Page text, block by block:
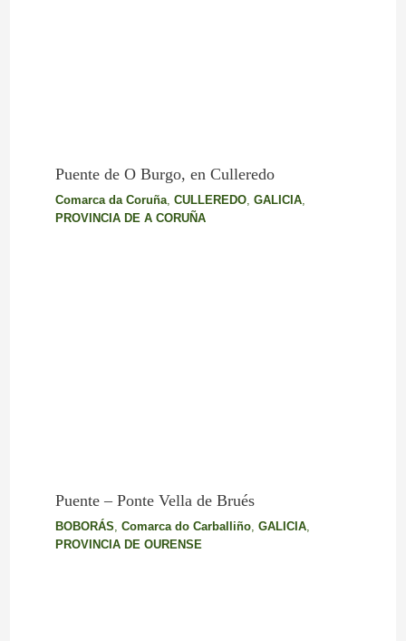
Puente de O Burgo, en Culleredo
Comarca da Coruña, CULLEREDO, GALICIA,
PROVINCIA DE A CORUÑA
Puente – Ponte Vella de Brués
BOBORÁS Comarca do Carballiño, GALICIA,
PROVINCIA DE OURENSE